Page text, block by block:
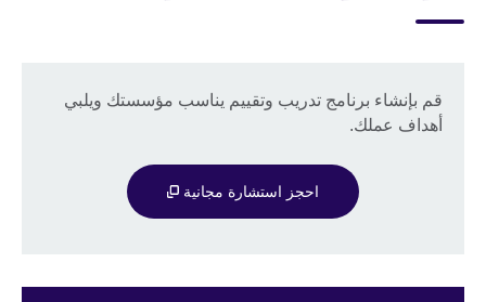
قم بإنشاء برنامج تدريب وتقييم يناسب مؤسستك ويلبي
أهداف عملك.
احجز استشارة مجانية